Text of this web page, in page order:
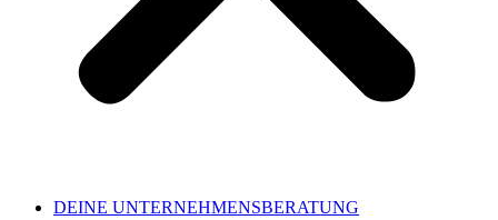
DEINE UNTERNEHMENSBERATUNG